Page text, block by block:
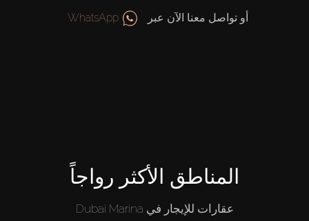
أو تواصل معنا الآن عبر WhatsApp
المناطق الأكثر رواجاً
عقارات للإيجار في Dubai Marina